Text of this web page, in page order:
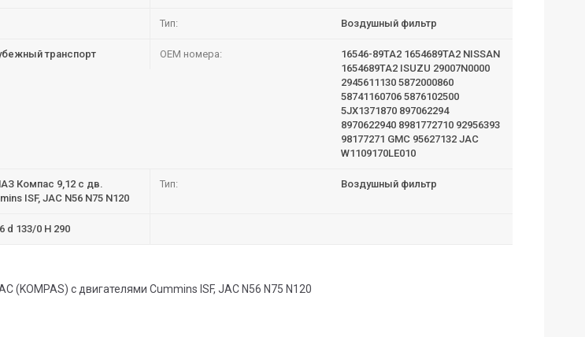
Тип: Воздушный фильтр
транспорт OEM номера:
16546-89TA2 1654689TA2 NISSAN
1654689TA2 ISUZU 29007N0000
2945611130 5872000860
58741160706 5876102500
5JX1371870 897062294
8970622940 8981772710 92956393
98177271 GMC 95627132 JAC
W1109170LE010
Компас 9,12 с дв.
ISF, JAC N56 N75 N120
Тип: Воздушный фильтр
d 133/0 H 290
с двигателями Cummins ISF, JAC N56 N75 N120